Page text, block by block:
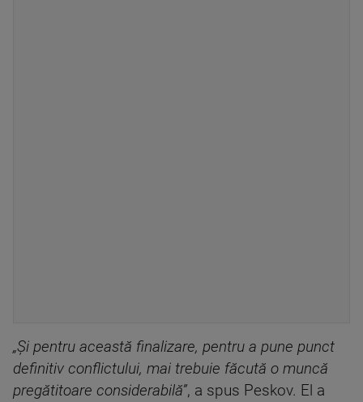
„Şi pentru această finalizare, pentru a pune punct
definitiv conflictului, mai trebuie făcută o muncă
pregătitoare considerabilă”, a spus Peskov. El a